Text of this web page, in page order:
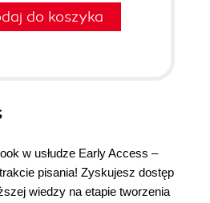
do koszyka
w usłudze Early Access –
pisania! Zyskujesz dostęp
wiedzy na etapie tworzenia